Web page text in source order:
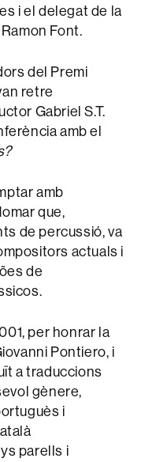
i el delegat de la
Font.
del Premi
retre
Gabriel S.T.
amb el
amb
que,
de percussió, va
actuals i
de
per honrar la
Pontiero, i
a traduccions
gènere,
i
parells i